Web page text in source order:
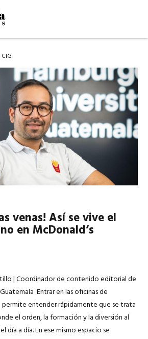
venas! Así se vive el
en McDonald’s
| Coordinador de contenido editorial de
Entrar en las oficinas de
permite entender rápidamente que se trata
el orden, la formación y la diversión al
día a día. En ese mismo espacio se